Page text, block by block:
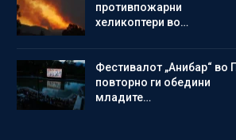
противпожарни
хеликоптери во…
Фестивалот „Анибар“ во
повторно ги обедини
младите…